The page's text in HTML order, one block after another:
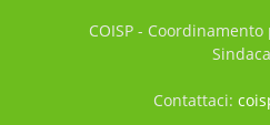
COISP -
Contattaci: